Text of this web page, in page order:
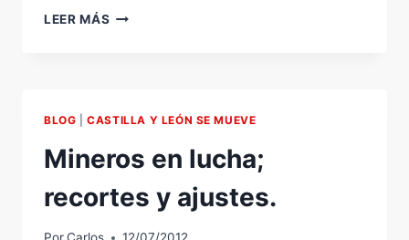
LEER MÁS MISERIAS
BLOG |CASTILLA Y LEÓN SE MUEVE
Mineros en lucha;
recortes y ajustes.